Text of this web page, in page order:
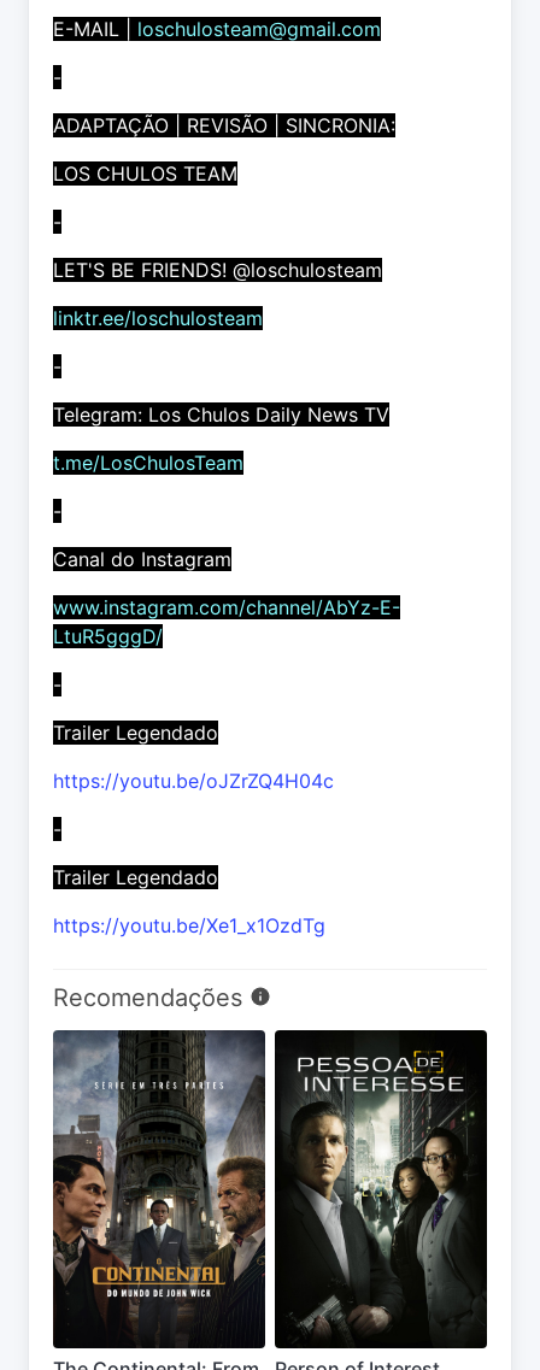
E-MAIL |
loschulosteam@gmail.com
-
ADAPTAÇÃO | REVISÃO | SINCRONIA:
LOS CHULOS TEAM
-
LET'S BE FRIENDS! @loschulosteam
linktr.ee/loschulosteam
-
Telegram: Los Chulos Daily News TV
t.me/LosChulosTeam
-
Canal do Instagram
www.instagram.com/channel/AbYz-E-
LtuR5gggD/
-
Trailer Legendado
https://youtu.be/oJZrZQ4H04c
-
Trailer Legendado
https://youtu.be/Xe1_x1OzdTg
Recomendações